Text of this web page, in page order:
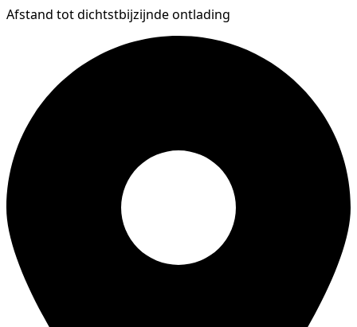
Afstand tot dichtstbijzijnde ontlading